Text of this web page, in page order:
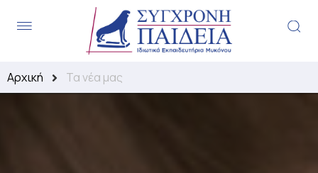
Αρχική Τα νέα μας